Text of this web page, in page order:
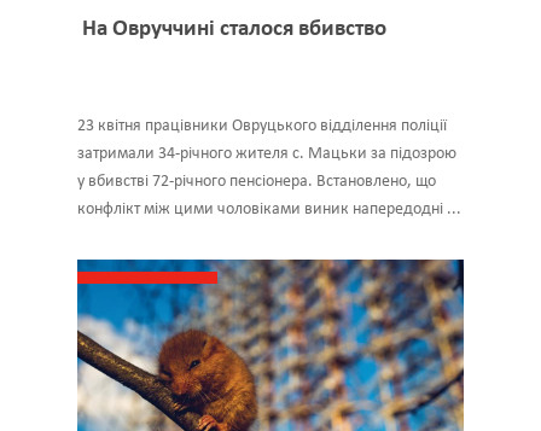
На Овруччині сталося вбивство
23 квітня працівники Овруцького відділення поліції
затримали 34-річного жителя с. Мацьки за підозрою
у вбивстві 72-річного пенсіонера. Встановлено, що
конфлікт між цими чоловіками виник напередодні ...